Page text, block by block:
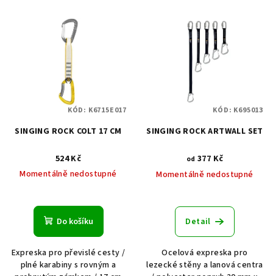
SINGING ROCK COLT 17 CM
524 Kč
Momentálně nedostupné
Do košíku
Expreska pro převislé cesty /
plné karabiny s rovným a
KÓD: K6715E017
SINGING ROCK ARTWALL SET
od 377 Kč
Momentálně nedostupné
Detail
Ocelová expreska pro
lezecké stěny a lanová centra
KÓD: K695013